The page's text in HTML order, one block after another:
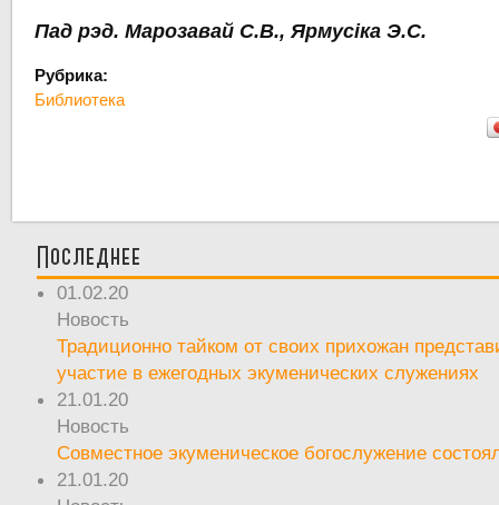
Пад рэд. Марозавай С.В., Ярмусіка Э.С.
Рубрика:
Библиотека
Последнее
01.02.20
Новость
Традиционно тайком от своих прихожан
участие в ежегодных экуменических служениях
21.01.20
Новость
Совместное экуменическое богослужение
21.01.20